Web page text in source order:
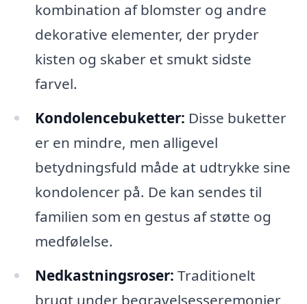
kombination af blomster og andre
dekorative elementer, der pryder
kisten og skaber et smukt sidste
farvel.
Kondolencebuketter: Disse buketter
er en mindre, men alligevel
betydningsfuld måde at udtrykke sine
kondolencer på. De kan sendes til
familien som en gestus af støtte og
medfølelse.
Nedkastningsroser: Traditionelt
brugt under begravelsesseremonier,